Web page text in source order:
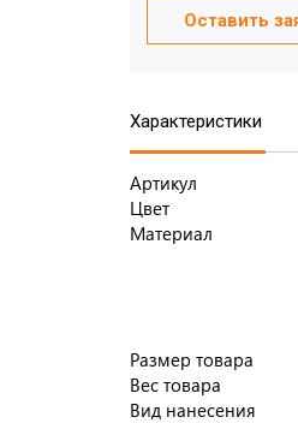
Оставить
Характеристики
Артикул
Цвет
Материал
Размер товара
Вес товара
Вид нанесения